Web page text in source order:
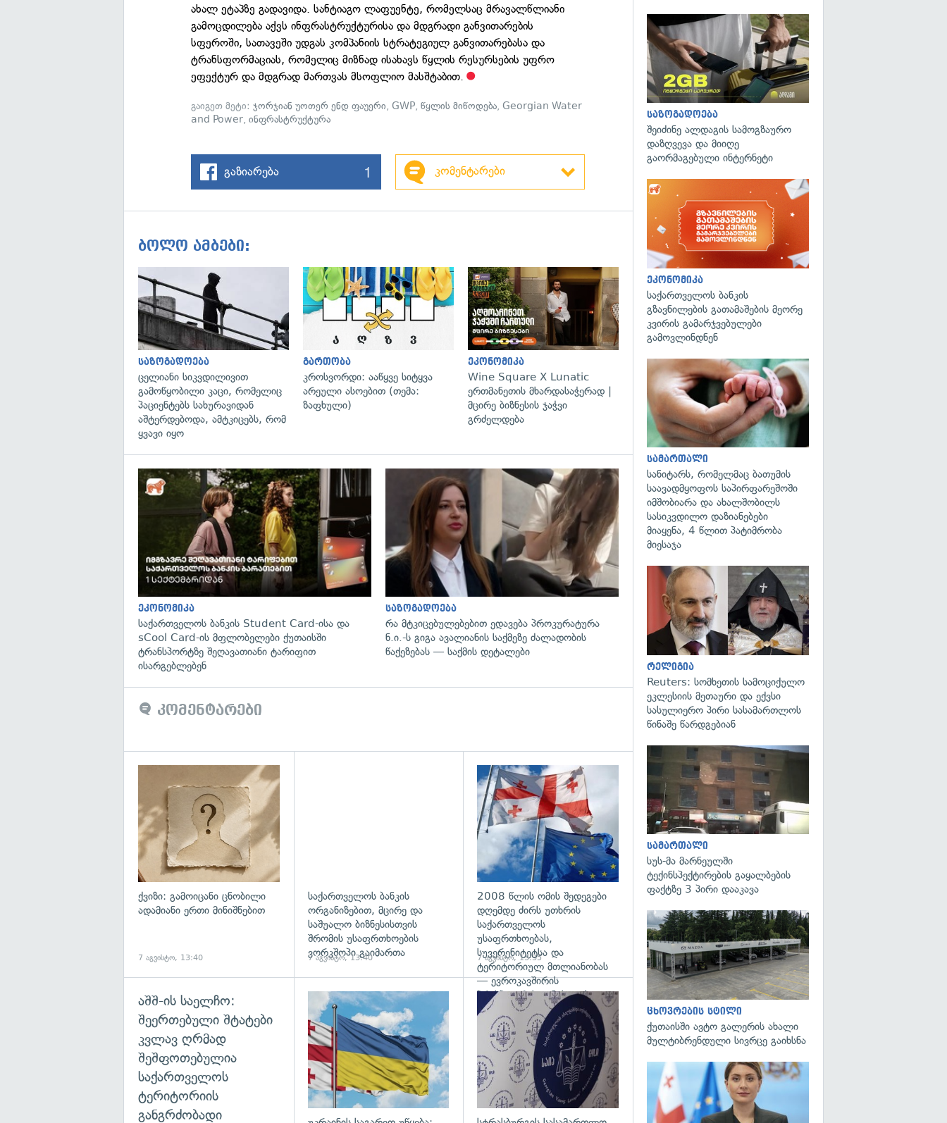
ახალ ეტაპზე გადავიდა. სანტიაგო ლაფუენტე, რომელსაც მრავალწლიანი
გამოცდილება აქვს ინფრასტრუქტურისა და მდგრადი განვითარების
სფეროში, სათავეში უდგას კომპანიის სტრატეგიულ განვითარებასა და
ტრანსფორმაციას, რომელიც მიზნად ისახავს წყლის რესურსების უფრო
ეფექტურ და მდგრად მართვას მსოფლიო მასშტაბით.
გაიგეთ მეტი:ჯორჯიან უოთერ ენდ ფაუერი,GWP,წყლის მიწოდება,Georgian Water
and Power,ინფრასტრუქტურა
გაზიარება 1 კომენტარები
ბოლო ამბები:
გადახედვა
საზოგადოება
ცელიანი სიკვდილივით
გამოწყობილი კაცი, რომელიც
პაციენტებს სახურავიდან
აშტერდებოდა, ამტკიცებს, რომ
ყვავი იყო
გადახედვა
გართობა
კროსვორდი: ააწყვე სიტყვა
არეული ასოებით (თემა:
ზაფხული)
ეკონომიკა
Wine Square X Lunatic
ერთმანეთის მხარდასაჭერად |
მცირე ბიზნესის ჯაჭვი
გრძელდება
ეკონომიკა
საქართველოს ბანკის Student Card-ისა და
sCool Card-ის მფლობელები ქუთაისში
ტრანსპორტზე შეღავათიანი ტარიფით
ისარგებლებენ
გადახედვა
საზოგადოება
რა მტკიცებულებებით ედავება პროკურატურა
ნ.ი.-ს გიგა ავალიანის საქმეზე ძალადობის
წაქეზებას — საქმის დეტალები
კომენტარები
ქვიზი: გამოიცანი ცნობილი
ადამიანი ერთი მინიშნებით
7 აგვისტო, 13:40
საქართველოს ბანკის
ორგანიზებით, მცირე და
საშუალო ბიზნესისთვის
შრომის უსაფრთხოების
ვორკშოპი გაიმართა
7 აგვისტო, 13:40
გადახედვა
2008 წლის ომის შედეგები
დღემდე ძირს უთხრის
საქართველოს
უსაფრთხოებას,
სუვერენიტეტსა და
ტერიტორიულ მთლიანობას
— ევროკავშირის
პრესპიკერის განცხადება
7 აგვისტო, 13:35
აშშ-ის საელჩო:
შეერთებული შტატები
კვლავ ღრმად
შეშფოთებულია
საქართველოს
ტერიტორიის
განგრძობადი
გადახედვა გადახედვა
საზოგადოება
შეიძინე ალდაგის სამოგზაურო
დაზღვევა და მიიღე
გაორმაგებული ინტერნეტი
ეკონომიკა
საქართველოს ბანკის
გზავნილების გათამაშების მეორე
კვირის გამარჯვებულები
გამოვლინდნენ
სამართალი
სანიტარს, რომელმაც ბათუმის
საავადმყოფოს საპირფარეშოში
იმშობიარა და ახალშობილს
სასიკვდილო დაზიანებები
მიაყენა, 4 წლით პატიმრობა
მიესაჯა
რელიგია
Reuters: სომხეთის სამოციქულო
ეკლესიის მეთაური და ექვსი
სასულიერო პირი სასამართლოს
წინაშე წარდგებიან
სამართალი
სუს-მა მარნეულში
ტექინსპექტირების გაყალბების
ფაქტზე 3 პირი დააკავა
ცხოვრების სტილი
ქუთაისში ავტო გალერის ახალი
მულტიბრენდული სივრცე გაიხსნა